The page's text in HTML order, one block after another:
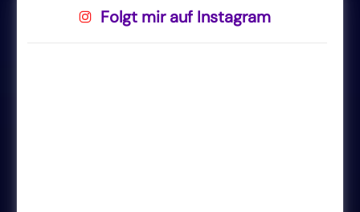
Folgt mir auf Instagram